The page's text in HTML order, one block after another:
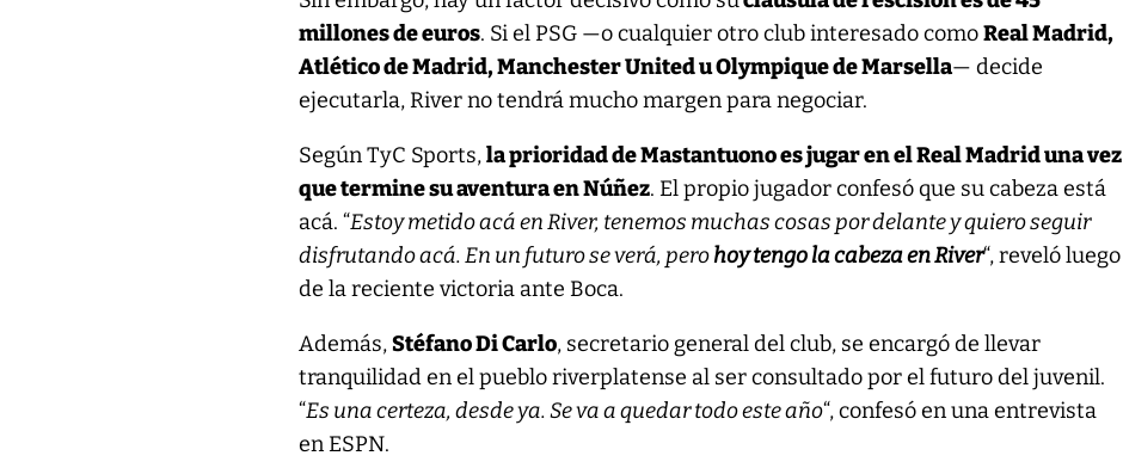
millones de euros. Si el PSG —o cualquier otro club interesado comoReal Madrid,
Atlético de Madrid, Manchester United u Olympique de Marsella— decide
ejecutarla, River no tendrá mucho margen para negociar.
Según TyC Sports,la prioridad de Mastantuono es jugar en el Real Madrid una vez
que termine su aventura en Núñez. El propio jugador confesó que su cabeza está
acá. “Estoy metido acá en River, tenemos muchas cosas por delante y quiero seguir
disfrutando acá. En un futuro se verá, perohoy tengo la cabeza en River“, reveló luego
de la reciente victoria ante Boca.
Además,Stéfano Di Carlo, secretario general del club, se encargó de llevar
tranquilidad en el pueblo riverplatense al ser consultado por el futuro del juvenil.
“Es una certeza, desde ya. Se va a quedar todo este año“, confesó en una entrevista
en ESPN.